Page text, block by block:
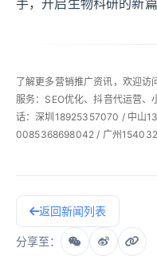
手，开启生物科研的新篇
了解更多营销推广资讯，欢迎访
服务：SEO优化、抖音代运营
话：深圳18925357070 / 中山
0085368698042 / 广州
返回新闻列表
分享至：